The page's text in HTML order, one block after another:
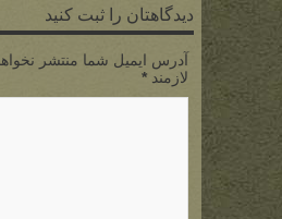
دیدگاهتان را ثبت کنید
آدرس ایمیل شما منتشر
لازمند *